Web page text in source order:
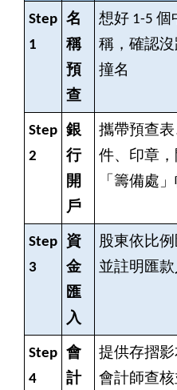
Step
1
名
稱
預
查
想好 1-5 個
稱，確認
撞名
Step
2
銀
行
開
戶
攜帶預查
件、印章
「籌備處
Step
3
資
金
匯
入
股東依比例
並註明匯款
Step
4
會
計
提供存摺影
會計師查